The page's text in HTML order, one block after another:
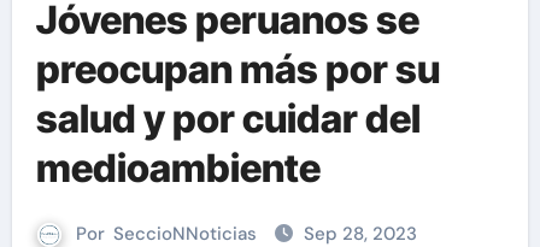
Jóvenes peruanos se
preocupan más por su
salud y por cuidar del
medioambiente
Por SeccioNNoticias Sep 28, 2023